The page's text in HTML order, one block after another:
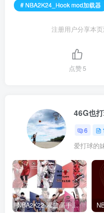
# NBA2K24_Hook mod加载器
注册用户分享本
点赞5
46G也
6
爱打球的
NBA2K22 灌篮高手面补合集